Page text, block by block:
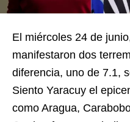
El miércoles 24 de
manifestaron dos
diferencia, uno de 7.1,
Siento Yaracuy el
como Aragua,